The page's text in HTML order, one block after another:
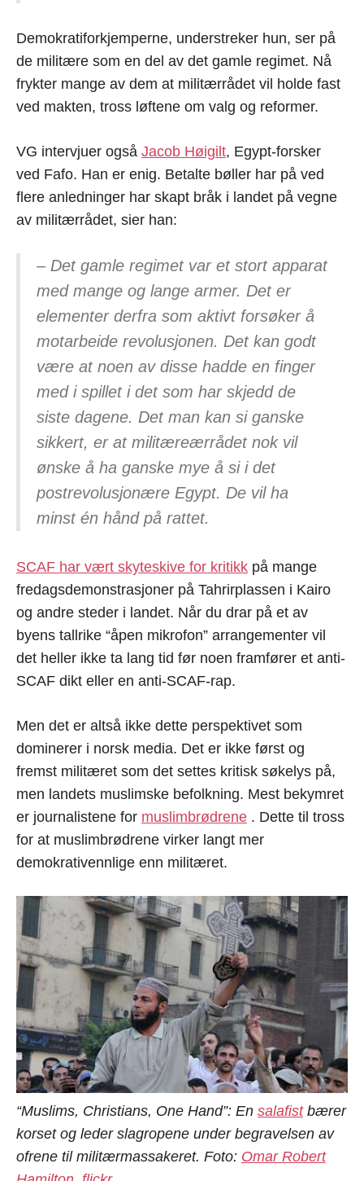
Demokratiforkjemperne, understreker hun, ser på
de militære som en del av det gamle regimet. Nå
frykter mange av dem at militærrådet vil holde fast
ved makten, tross løftene om valg og reformer.
VG intervjuer også Jacob Høigilt, Egypt-forsker
ved Fafo. Han er enig. Betalte bøller har på ved
flere anledninger har skapt bråk i landet på vegne
av militærrådet, sier han:
– Det gamle regimet var et stort apparat
med mange og lange armer. Det er
elementer derfra som aktivt forsøker å
motarbeide revolusjonen. Det kan godt
være at noen av disse hadde en finger
med i spillet i det som har skjedd de
siste dagene. Det man kan si ganske
sikkert, er at militæreærrådet nok vil
ønske å ha ganske mye å si i det
postrevolusjonære Egypt. De vil ha
minst én hånd på rattet.
SCAF har vært skyteskive for kritikk på mange
fredagsdemonstrasjoner på Tahrirplassen i Kairo
og andre steder i landet. Når du drar på et av
byens tallrike “åpen mikrofon” arrangementer vil
det heller ikke ta lang tid før noen framfører et anti-
SCAF dikt eller en anti-SCAF-rap.
Men det er altså ikke dette perspektivet som
dominerer i norsk media. Det er ikke først og
fremst militæret som det settes kritisk søkelys på,
men landets muslimske befolkning. Mest bekymret
er journalistene for muslimbrødrene . Dette til tross
for at muslimbrødrene virker langt mer
demokrativennlige enn militæret.
“Muslims, Christians, One Hand”: En salafistbærer
korset og leder slagropene under begravelsen av
ofrene til militærmassakeret. Foto: Omar Robert